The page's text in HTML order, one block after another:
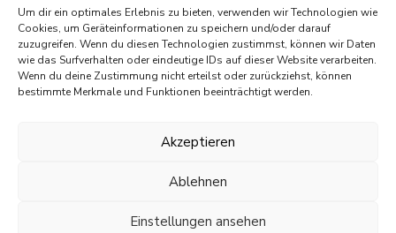
Um dir ein optimales Erlebnis zu bieten, verwenden wir Technologien wie
Cookies, um Geräteinformationen zu speichern und/oder darauf
zuzugreifen. Wenn du diesen Technologien zustimmst, können wir Daten
wie das Surfverhalten oder eindeutige IDs auf dieser Website verarbeiten.
Wenn du deine Zustimmung nicht erteilst oder zurückziehst, können
bestimmte Merkmale und Funktionen beeinträchtigt werden.
Akzeptieren
Ablehnen
Einstellungen ansehen
NEUESTE EIGENSCHAFTEN
Appartement mit wunderbarem
Meerbli...
195.000 €
465.000 €